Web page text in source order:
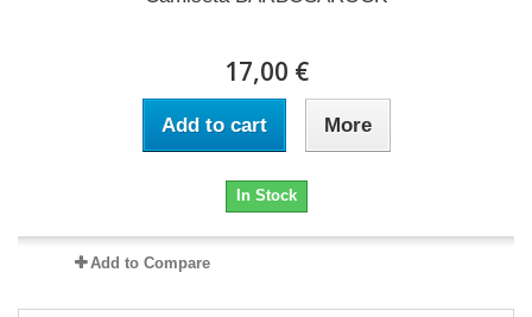
17,00 €
Add to cart More
In Stock
Add to Compare